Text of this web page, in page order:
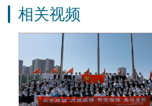
相关视频